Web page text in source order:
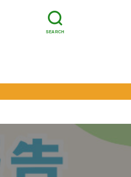
SEARCH